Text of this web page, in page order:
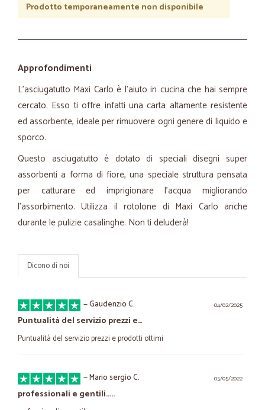
Prodotto temporaneamente non disponibile
Approfondimenti
L'asciugatutto Maxi Carlo è l’aiuto in cucina che hai sempre
cercato. Esso ti offre infatti una carta altamente resistente
ed assorbente, ideale per rimuovere ogni genere di liquido e
sporco.
Questo asciugatutto è dotato di speciali disegni super
assorbenti a forma di fiore, una speciale struttura pensata
per catturare ed imprigionare l’acqua migliorando
l’assorbimento. Utilizza il rotolone di Maxi Carlo anche
durante le pulizie casalinghe. Non ti deluderà!
Dicono di noi
04/02/2025
—Gaudenzio C.
Puntualità del servizio prezzi e…
Puntualità del servizio prezzi e prodotti ottimi
05/05/2022
—Mario sergio C.
professionali e gentili.....